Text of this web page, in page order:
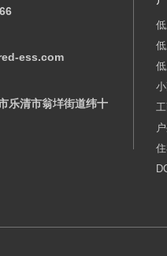
ess.com
乐清市翁垟街道纬十